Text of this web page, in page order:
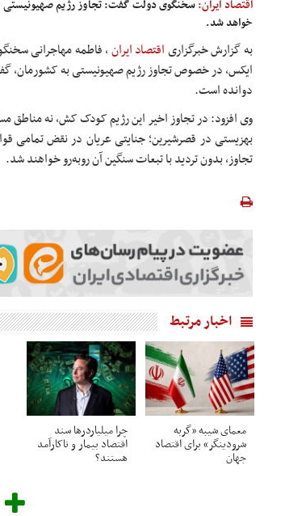
اقتصاد ایران:سخنگوی دولت گفت: تجاوز رژیم صهیونیستی
خواهد شد.
به گزارش خبرگزاریاقتصاد ایران،فاطمه مهاجرانی
ایکس، در خصوص تجاوز رژیم صهیونیستی به کشورمان،
دوانده است.
وی افزود: در تجاوز اخیر این رژیم کودک کش، نه مناطق
بهزیستی در قصرشیرین؛ جنایتی عریان در نقض تمامی
تجاوز، بدون تردید با تبعات سنگین آن روبه‌رو خواهند شد.
اخبار مرتبط
معمای شیبه «گربه
شرودینگر» برای اقتصاد
جهان
چرا میلیاردرها سند
اقتصاد بیمار و ناکارآمد
هستند؟